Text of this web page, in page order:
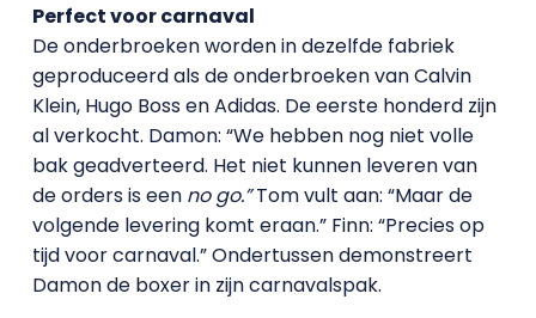
Perfect voor carnaval
De onderbroeken worden in dezelfde fabriek
geproduceerd als de onderbroeken van Calvin
Klein, Hugo Boss en Adidas. De eerste honderd zijn
al verkocht. Damon: “We hebben nog niet volle
bak geadverteerd. Het niet kunnen leveren van
de orders is een no go.”Tom vult aan: “Maar de
volgende levering komt eraan.” Finn: “Precies op
tijd voor carnaval.” Ondertussen demonstreert
Damon de boxer in zijn carnavalspak.